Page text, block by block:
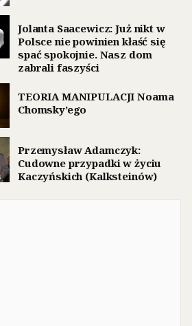
Jolanta Saacewicz: Już nikt w
Polsce nie powinien kłaść się
spać spokojnie. Nasz dom
zabrali faszyści
TEORIA MANIPULACJI Noama
Chomsky’ego
Przemysław Adamczyk:
Cudowne przypadki w życiu
Kaczyńskich (Kalksteinów)